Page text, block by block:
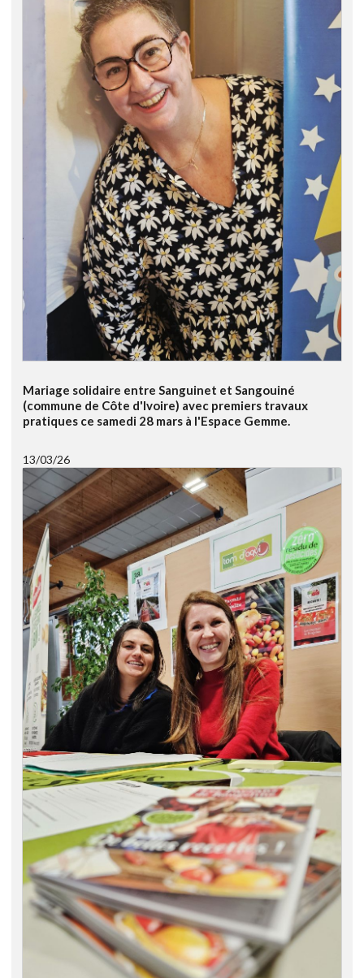
Mariage solidaire entre Sanguinet et Sangouiné
(commune de Côte d'Ivoire) avec premiers travaux
pratiques ce samedi 28 mars à l'Espace Gemme.
13/03/26